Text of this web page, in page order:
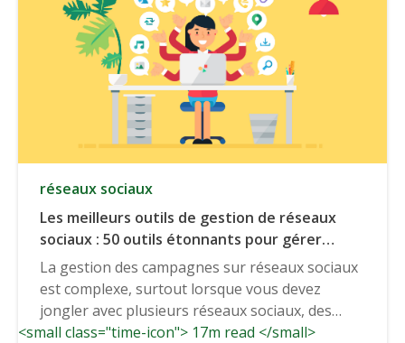
réseaux sociaux
Les meilleurs outils de gestion de réseaux
sociaux : 50 outils étonnants pour gérer
chaque facette de votre présence sur
réseaux sociaux
La gestion des campagnes sur réseaux sociaux
est complexe, surtout lorsque vous devez
jongler avec plusieurs réseaux sociaux, des
publics cibles et...
<small class="time-icon"> 17m read </small>